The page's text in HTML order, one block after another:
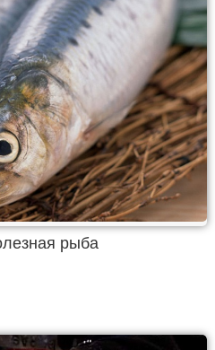
рыба